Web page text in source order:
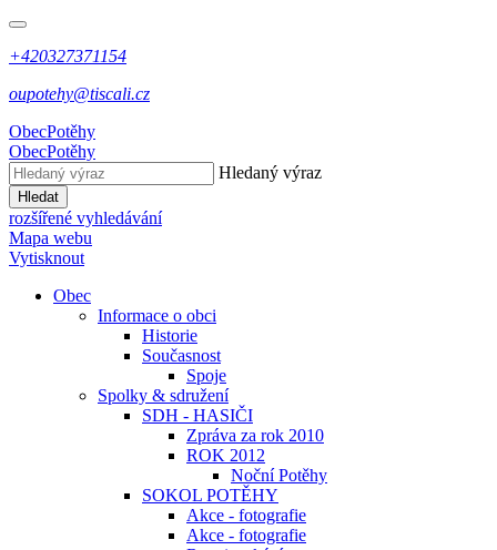
+420327371154
oupotehy@tiscali.cz
ObecPotěhy
ObecPotěhy
Hledaný výraz
Hledat
rozšířené vyhledávání
Mapa webu
Vytisknout
Obec
Informace o obci
Historie
Současnost
Spoje
Spolky & sdružení
SDH - HASIČI
Zpráva za rok 2010
ROK 2012
Noční Potěhy
SOKOL POTĚHY
Akce - fotografie
Akce - fotografie